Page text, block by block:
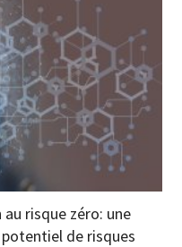
risque zéro: une
de risques